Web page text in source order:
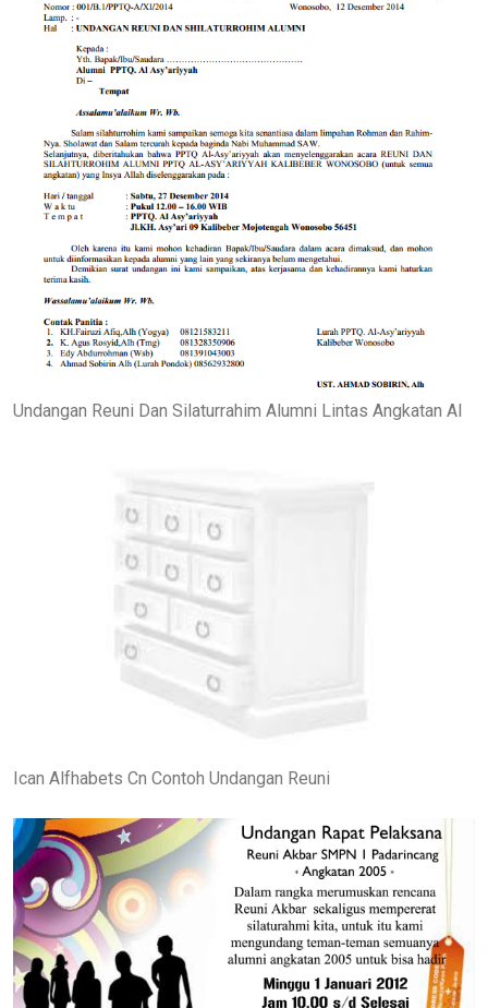
Undangan Reuni Dan Silaturrahim Alumni Lintas Angkatan Al
Ican Alfhabets Cn Contoh Undangan Reuni